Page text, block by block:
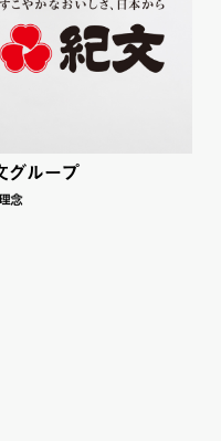
グループ
念